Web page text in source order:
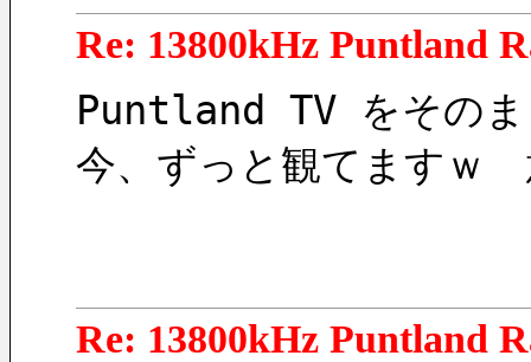
Re: 13800kHz Puntland
Puntland TV をそのま
今、ずっと観てますｗ
Re: 13800kHz Puntland